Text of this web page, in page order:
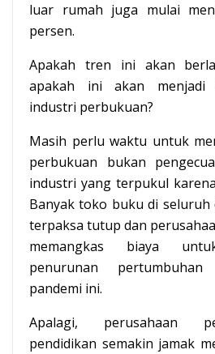
luar rumah juga mulai
persen.
Apakah tren ini akan
apakah ini akan menjadi
industri perbukuan?
Masih perlu waktu untuk
perbukuan bukan
industri yang terpukul
Banyak toko buku di seluruh
terpaksa tutup dan
memangkas biaya
penurunan
pandemi ini.
Apalagi, perusahaan
pendidikan semakin jamak